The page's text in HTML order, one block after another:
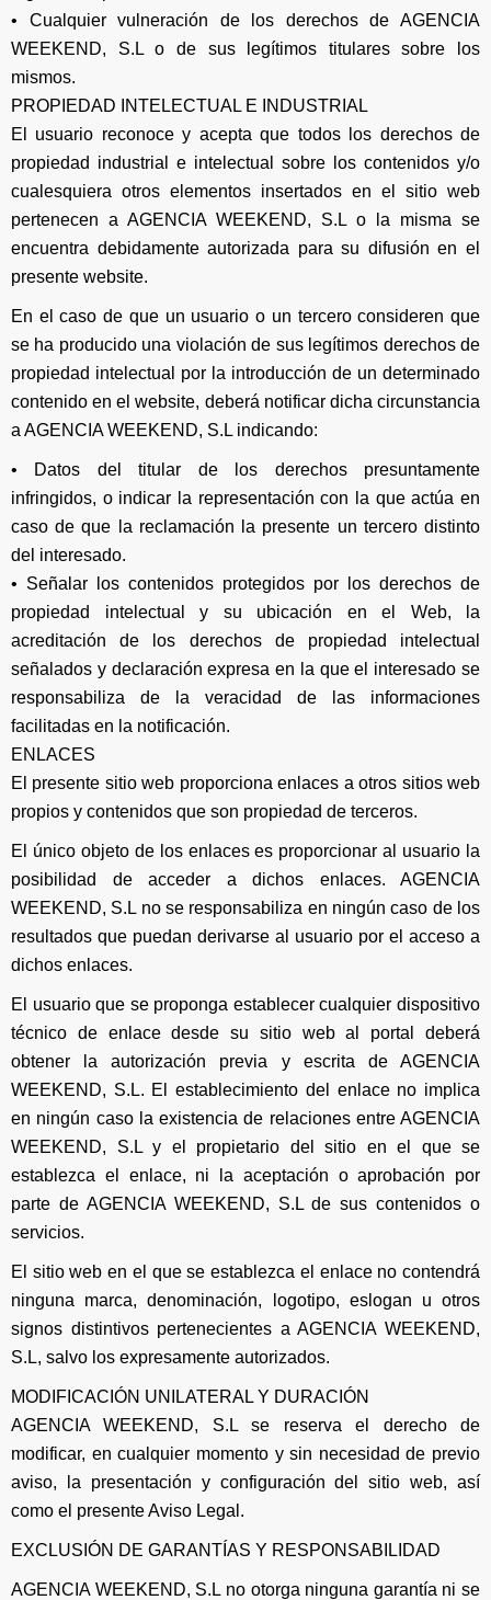
• Cualquier vulneración de los derechos de AGENCIA
WEEKEND, S.L o de sus legítimos titulares sobre los
mismos.
PROPIEDAD INTELECTUAL E INDUSTRIAL
El usuario reconoce y acepta que todos los derechos de
propiedad industrial e intelectual sobre los contenidos y/o
cualesquiera otros elementos insertados en el sitio web
pertenecen a AGENCIA WEEKEND, S.L o la misma se
encuentra debidamente autorizada para su difusión en el
presente website.
En el caso de que un usuario o un tercero consideren que
se ha producido una violación de sus legítimos derechos de
propiedad intelectual por la introducción de un determinado
contenido en el website, deberá notificar dicha circunstancia
a AGENCIA WEEKEND, S.L indicando:
• Datos del titular de los derechos presuntamente
infringidos, o indicar la representación con la que actúa en
caso de que la reclamación la presente un tercero distinto
del interesado.
• Señalar los contenidos protegidos por los derechos de
propiedad intelectual y su ubicación en el Web, la
acreditación de los derechos de propiedad intelectual
señalados y declaración expresa en la que el interesado se
responsabiliza de la veracidad de las informaciones
facilitadas en la notificación.
ENLACES
El presente sitio web proporciona enlaces a otros sitios web
propios y contenidos que son propiedad de terceros.
El único objeto de los enlaces es proporcionar al usuario la
posibilidad de acceder a dichos enlaces. AGENCIA
WEEKEND, S.L no se responsabiliza en ningún caso de los
resultados que puedan derivarse al usuario por el acceso a
dichos enlaces.
El usuario que se proponga establecer cualquier dispositivo
técnico de enlace desde su sitio web al portal deberá
obtener la autorización previa y escrita de AGENCIA
WEEKEND, S.L. El establecimiento del enlace no implica
en ningún caso la existencia de relaciones entre AGENCIA
WEEKEND, S.L y el propietario del sitio en el que se
establezca el enlace, ni la aceptación o aprobación por
parte de AGENCIA WEEKEND, S.L de sus contenidos o
servicios.
El sitio web en el que se establezca el enlace no contendrá
ninguna marca, denominación, logotipo, eslogan u otros
signos distintivos pertenecientes a AGENCIA WEEKEND,
S.L, salvo los expresamente autorizados.
MODIFICACIÓN UNILATERAL Y DURACIÓN
AGENCIA WEEKEND, S.L se reserva el derecho de
modificar, en cualquier momento y sin necesidad de previo
aviso, la presentación y configuración del sitio web, así
como el presente Aviso Legal.
EXCLUSIÓN DE GARANTÍAS Y RESPONSABILIDAD
AGENCIA WEEKEND, S.L no otorga ninguna garantía ni se